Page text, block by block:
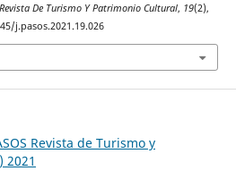
Revista De Turismo Y Patrimonio Cultural, 19(2),
j.pasos.2021.19.026
Revista de Turismo y
2021